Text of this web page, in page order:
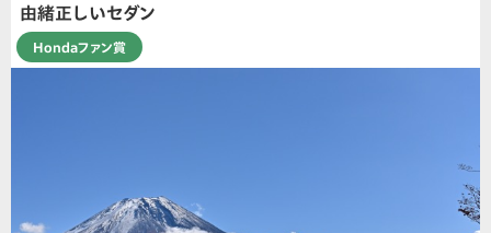
由緒正しいセダン
Hondaファン賞